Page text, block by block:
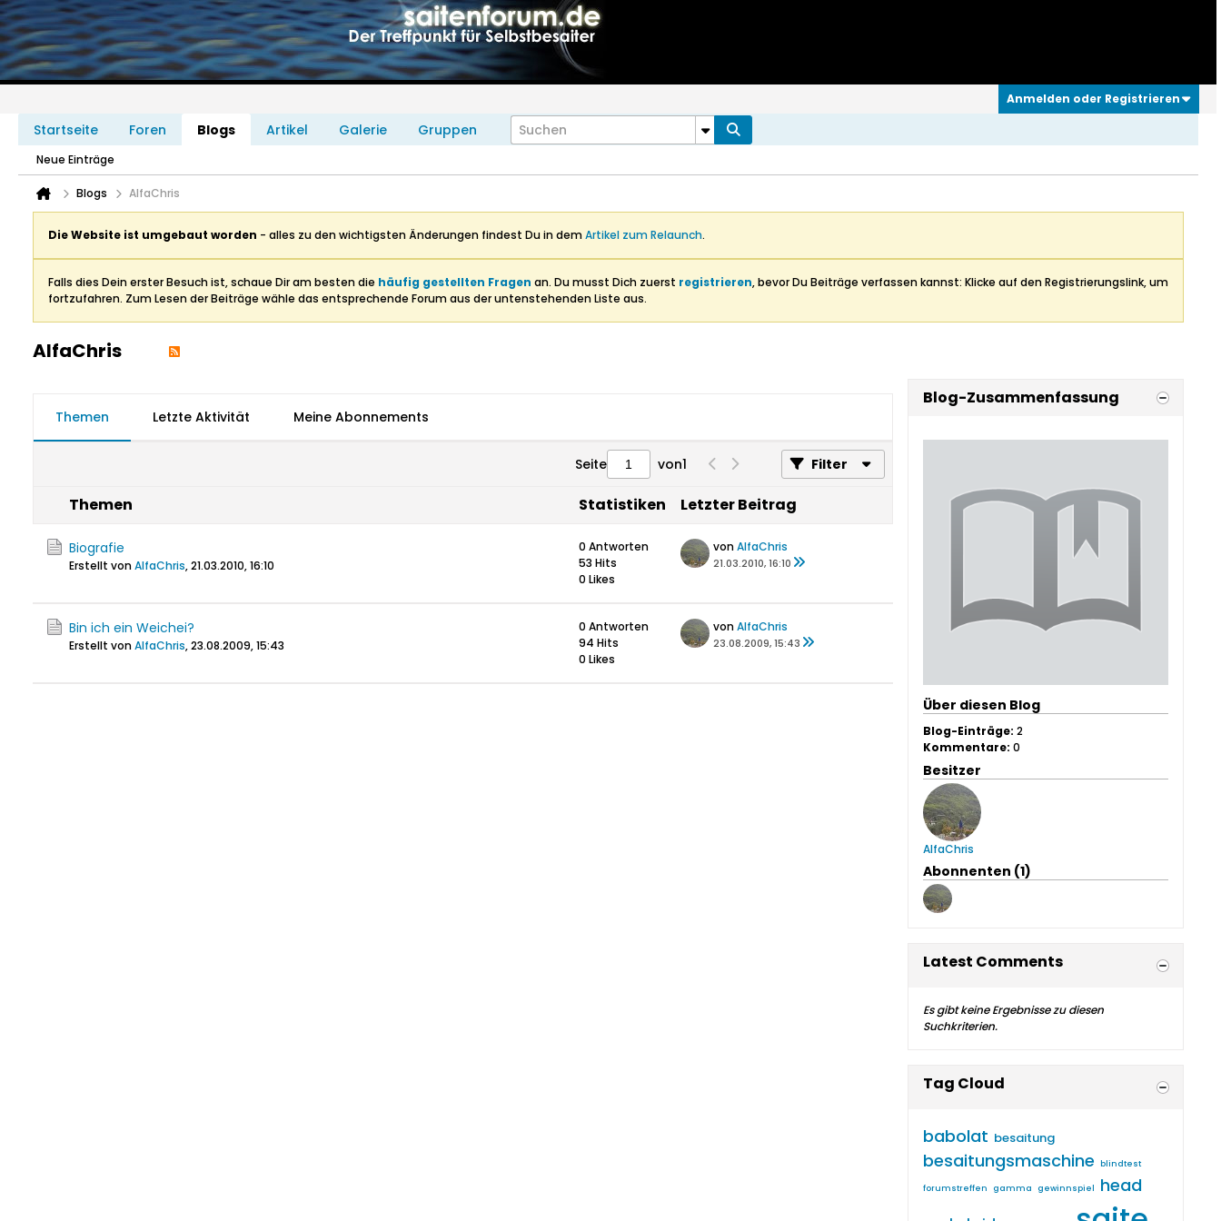
Anmelden oder Registrieren
Startseite Foren Blogs Artikel Galerie Gruppen
Neue Einträge
Blogs AlfaChris
Die Website ist umgebaut worden - alles zu den wichtigsten Änderungen findest Du in demArtikel zum Relaunch.
Falls dies Dein erster Besuch ist, schaue Dir am besten die häufig gestellten Fragen an. Du musst Dich zuerst registrieren, bevor Du Beiträge verfassen kannst: Klicke auf den Registrierungslink, um
fortzufahren. Zum Lesen der Beiträge wähle das entsprechende Forum aus der untenstehenden Liste aus.
AlfaChris
Blog-Zusammenfassung
Über diesen Blog
Blog-Einträge: 2
Kommentare: 0
Besitzer
AlfaChris
Abonnenten (1)
Latest Comments
Es gibt keine Ergebnisse zu diesen
Suchkriterien.
Tag Cloud
babolat besaitung
besaitungsmaschine blindtest
forumstreffen gamma gewinnspiel head
Themen Letzte Aktivität Meine Abonnements
Seite von1 Filter
Themen Statistiken Letzter Beitrag
Biografie
Erstellt vonAlfaChris,21.03.2010, 16:10
0 Antworten
53 Hits
0 Likes
vonAlfaChris
21.03.2010, 16:10
Bin ich ein Weichei?
Erstellt vonAlfaChris,23.08.2009, 15:43
0 Antworten
94 Hits
0 Likes
vonAlfaChris
23.08.2009, 15:43